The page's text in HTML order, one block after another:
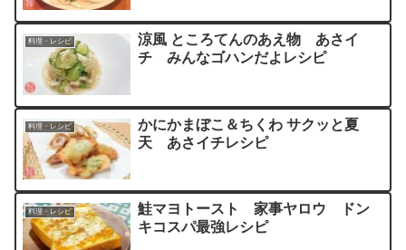
料理・レシピ
涼風 ところてんのあえ物 あさイ
チ みんなゴハンだよレシピ
料理・レシピ
かにかまぼこ＆ちくわ サクッと夏
天 あさイチレシピ
料理・レシピ
鮭マヨトースト 家事ヤロウ ドン
キコスパ最強レシピ